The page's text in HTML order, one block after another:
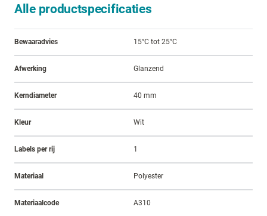
Alle productspecificaties
Bewaaradvies 15°C tot 25°C
Afwerking Glanzend
Kerndiameter 40 mm
Kleur Wit
Labels per rij 1
Materiaal Polyester
Materiaalcode A310